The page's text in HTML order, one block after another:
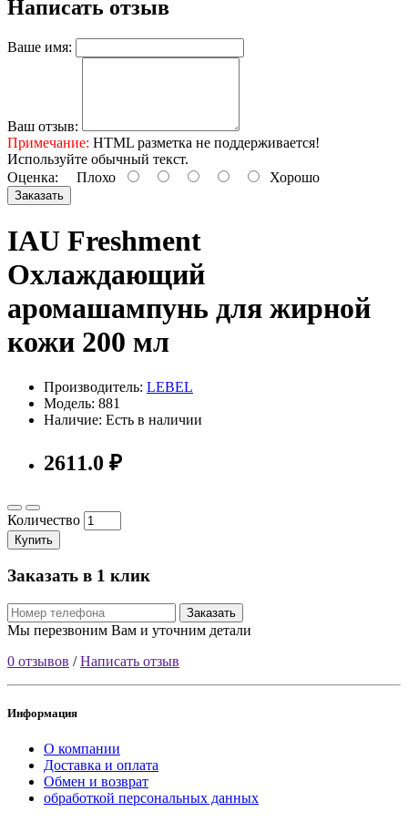
Написать отзыв
Ваше имя:
Ваш отзыв:
Примечание: HTML разметка не поддерживается!
Используйте обычный текст.
Оценка: Плохо Хорошо
Заказать
IAU Freshment
Охлаждающий
аромашампунь для жирной
кожи 200 мл
Производитель: LEBEL
Модель: 881
Наличие: Есть в наличии
2611.0 ₽
Количество
Купить
Заказать в 1 клик
Заказать
Мы перезвоним Вам и уточним детали
0 отзывов /Написать отзыв
Информация
О компании
Доставка и оплата
Обмен и возврат
обработкой персональных данных